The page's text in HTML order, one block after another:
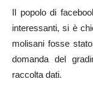
Il popolo di
interessanti, si è
molisani fosse
domanda del
raccolta dati.